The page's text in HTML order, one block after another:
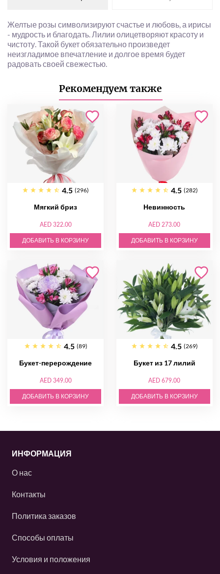
Желтые розы символизируют счастье и любовь, а ирисы
- мудрость и благодать. Лилии олицетворяют красоту и
чистоту. Такой букет обязательно произведет
неизгладимое впечатление и долгое время будет
радовать своей свежестью.
Рекомендуем также
4.5 (296)
Мягкий бриз
AED 322.00
ДОБАВИТЬ В КОРЗИНУ
4.5 (282)
Невинность
AED 273.00
ДОБАВИТЬ В КОРЗИНУ
4.5 (89)
Букет-перерождение
AED 349.00
ДОБАВИТЬ В КОРЗИНУ
4.5 (269)
Букет из 17 лилий
AED 679.00
ДОБАВИТЬ В КОРЗИНУ
ИНФОРМАЦИЯ
О нас
Контакты
Политика заказов
Способы оплаты
Условия и положения